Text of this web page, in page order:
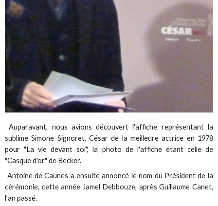
Auparavant, nous avions découvert l'affiche représentant la
sublime Simone Signoret, César de la meilleure actrice en 1978
pour "La vie devant soi", la photo de l'affiche étant celle de
"Casque d'or" de Becker.
Antoine de Caunes a ensuite annoncé le nom du Président de la
cérémonie, cette année Jamel Debbouze, après Guillaume Canet,
l'an passé.